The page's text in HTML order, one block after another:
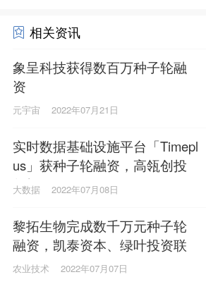
相关资讯
象呈科技获得数百万种子轮融
资
元宇宙 2022年07月21日
实时数据基础设施平台「Timepl
us」获种子轮融资，高瓴创投
领投
大数据 2022年07月08日
黎拓生物完成数千万元种子轮
融资，凯泰资本、绿叶投资联
合投资
农业技术 2022年07月07日